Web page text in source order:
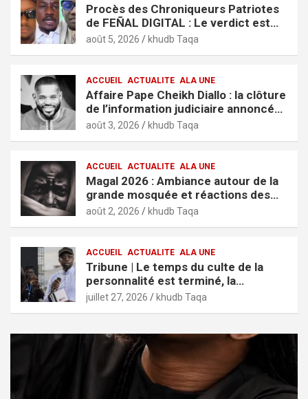
Procès des Chroniqueurs Patriotes
de FEÑAL DIGITAL : Le verdict est
tombé
août 5, 2026 khudb Taqa
ACCUEIL ACTUALITE ALA UNE
Affaire Pape Cheikh Diallo : la clôture
de l’information judiciaire annoncée
par le tribunal de Pikine-Guédiawaye
août 3, 2026 khudb Taqa
ACCUEIL ACTUALITE ALA UNE
Magal 2026 : Ambiance autour de la
grande mosquée et réactions des
fidèles
août 2, 2026 khudb Taqa
ACCUEIL ACTUALITE ALA UNE
Tribune | Le temps du culte de la
personnalité est terminé, la
jeunesse mérite des résultats (El
juillet 27, 2026 khudb Taqa